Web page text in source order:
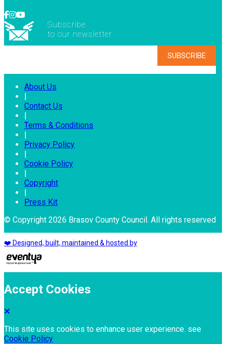
Subscribe
to our newsletter
About Us
|
Contact Us
|
Terms & Conditions
|
Privacy Policy
|
Cookie Policy
|
Copyright
|
Press Kit
© Copyright 2026 Brasov County Council. All rights reserved
❤️ Designed, built, maintained & hosted by
Accept Cookies
This site uses cookies to enhance user experience. see
Cookie Policy